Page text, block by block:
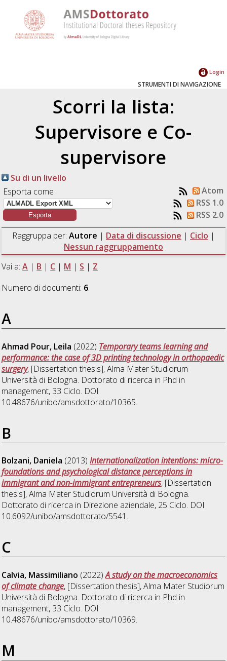
Login
STRUMENTI DI NAVIGAZIONE
Scorri la lista:
Supervisore e Co-
supervisore
Su di un livello
Esporta come
Atom
RSS 1.0
RSS 2.0
Raggruppa per: Autore | Data di discussione | Ciclo |
Nessun raggruppamento
Vai a:A | B | C | M | S | Z
Numero di documenti: 6.
A
Ahmad Pour, Leila (2022) Temporary teams learning and
performance: the case of 3D printing technology in orthopaedic
surgery, [Dissertation thesis], Alma Mater Studiorum
Università di Bologna. Dottorato di ricerca in Phd in
management, 33 Ciclo. DOI
10.48676/unibo/amsdottorato/10365.
B
Bolzani, Daniela (2013)Internationalization intentions: micro-
foundations and psychological distance perceptions in
immigrant and non-immigrant entrepreneurs, [Dissertation
thesis], Alma Mater Studiorum Università di Bologna.
Dottorato di ricerca in Direzione aziendale, 25 Ciclo. DOI
10.6092/unibo/amsdottorato/5541.
C
Calvia, Massimiliano (2022)A study on the macroeconomics
of climate change, [Dissertation thesis], Alma Mater Studiorum
Università di Bologna. Dottorato di ricerca in Phd in
management, 33 Ciclo. DOI
10.48676/unibo/amsdottorato/10369.
M